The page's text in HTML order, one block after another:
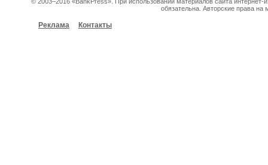
обязательна. Авторские права
Реклама Контакты